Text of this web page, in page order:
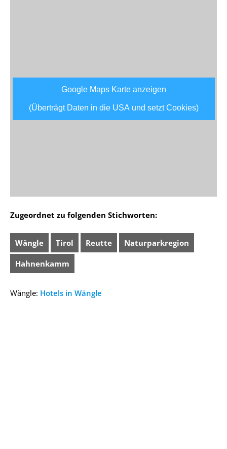
Google Maps Karte anzeigen
(Überträgt Daten in die USA und setzt Cookies)
Zugeordnet zu folgenden Stichworten:
Wängle Tirol Reutte Naturparkregion
Hahnenkamm
Wängle: Hotels in Wängle